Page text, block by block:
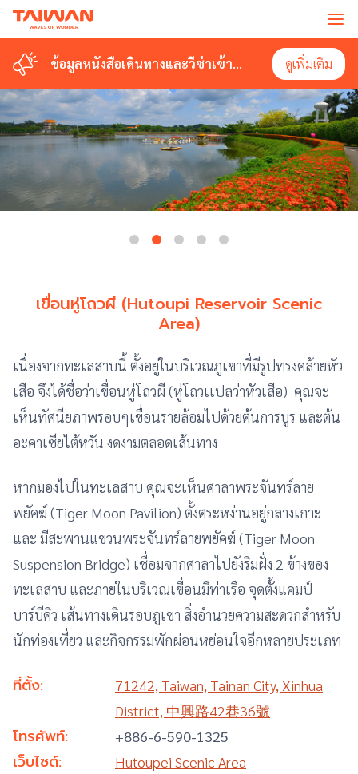
ข้อมูลหนังสือเดินทางและวีซ่าเข้า
ดูเพิ่มเติม
เขื่อนหู่โถวผี (Hutoupi Reservoir Scenic
Area)
เนื่องจากทะเลสาบนี้ ตั้งอยู่ในบริเวณภูเขาที่มีรูปทรงคล้ายหัว
เสือ จึงได้ชื่อว่าเขื่อนหู่โถวผี (หู่โถวเเปลว่าหัวเสือ) คุณจะ
เห็นทัศนียภาพรอบๆเขื่อนรายล้อมไปด้วยต้นการบูร และต้น
อะคาเซียไต้หวัน งดงามตลอดเส้นทาง
หากมองไปในทะเลสาบ คุณจะเห็นศาลาพระจันทร์ลาย
พยัคฆ์ (Tiger Moon Pavilion) ตั้งตระหง่านอยู่กลางเกาะ
และ มีสะพานแขวนพระจันทร์ลายพยัคฆ์ (Tiger Moon
Suspension Bridge) เชื่อมจากศาลาไปยังริมฝั่ง 2 ข้างของ
ทะเลสาบ และภายในบริเวณเขื่อนมีท่าเรือ จุดตั้งแคมป์
บาร์บีคิว เส้นทางเดินรอบภูเขา สิ่งอำนวยความสะดวกสำหรับ
นักท่องเที่ยว และกิจกรรมพักผ่อนหย่อนใจอีกหลายประเภท
ที่ตั้ง:
71242, Taiwan, Tainan City, Xinhua
District, 中興路42巷36號
โทรศัพท์: +886-6-590-1325
เว็บไซต์: Hutoupei Scenic Area